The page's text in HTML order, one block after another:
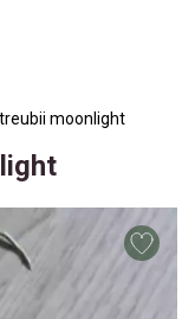
moonlight